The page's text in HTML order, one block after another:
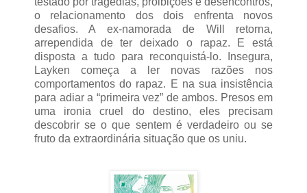
o relacionamento dos dois enfrenta novos
desafios. A ex-namorada de Will retorna,
arrependida de ter deixado o rapaz. E está
disposta a tudo para reconquistá-lo. Insegura,
Layken começa a ler novas razões nos
comportamentos do rapaz. E na sua insistência
para adiar a “primeira vez” de ambos. Presos em
uma ironia cruel do destino, eles precisam
descobrir se o que sentem é verdadeiro ou se
fruto da extraordinária situação que os uniu.